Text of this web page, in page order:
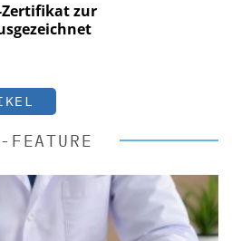
Zertifikat zur
FEATURE